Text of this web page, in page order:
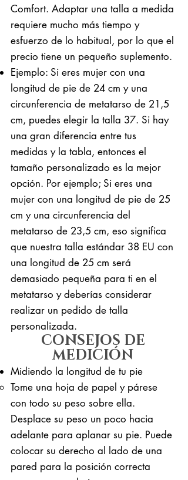
Comfort. Adaptar una talla a medida
requiere mucho más tiempo y
esfuerzo de lo habitual, por lo que el
precio tiene un pequeño suplemento.
Ejemplo: Si eres mujer con una
longitud de pie de 24 cm y una
circunferencia de metatarso de 21,5
cm, puedes elegir la talla 37. Si hay
una gran diferencia entre tus
medidas y la tabla, entonces el
tamaño personalizado es la mejor
opción. Por ejemplo; Si eres una
mujer con una longitud de pie de 25
cm y una circunferencia del
metatarso de 23,5 cm, eso significa
que nuestra talla estándar 38 EU con
una longitud de 25 cm será
demasiado pequeña para ti en el
metatarso y deberías considerar
realizar un pedido de talla
personalizada.
CONSEJOS DE
MEDICIÓN
Midiendo la longitud de tu pie
Tome una hoja de papel y párese
con todo su peso sobre ella. ​
Desplace su peso un poco hacia
adelante para aplanar su pie. Puede
colocar su derecho al lado de una
pared para la posición correcta